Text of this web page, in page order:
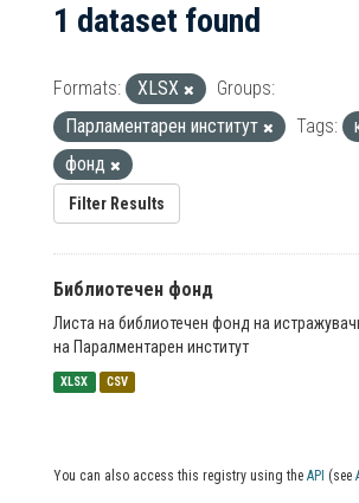
1 dataset found
Formats: XLSX
Groups:
Парламентарен институт
Tags:
фонд
Filter Results
Библиотечен фонд
Листа на библиотечен фонд на
на Паралментарен институт
XLSX CSV
You can also access this registry using the API (see